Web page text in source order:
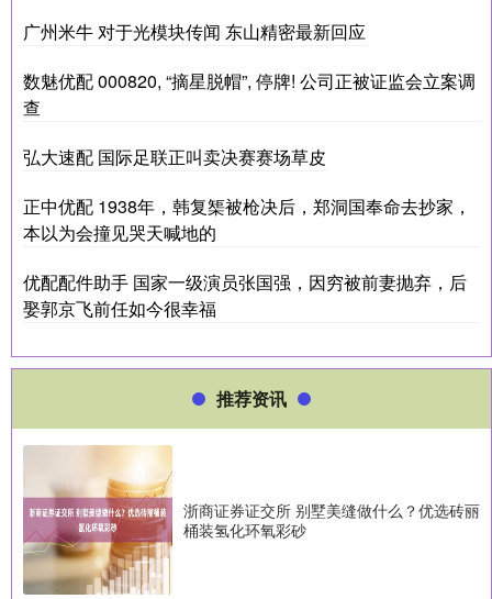
广州米牛 对于光模块传闻 东山精密最新回应
数魅优配 000820, “摘星脱帽”, 停牌! 公司正被证监会立案调
查
弘大速配 国际足联正叫卖决赛赛场草皮
正中优配 1938年，韩复榘被枪决后，郑洞国奉命去抄家，
本以为会撞见哭天喊地的
优配配件助手 国家一级演员张国强，因穷被前妻抛弃，后
娶郭京飞前任如今很幸福
推荐资讯
浙商证券证交所 别墅美缝做什么？优选砖丽
桶装氢化环氧彩砂